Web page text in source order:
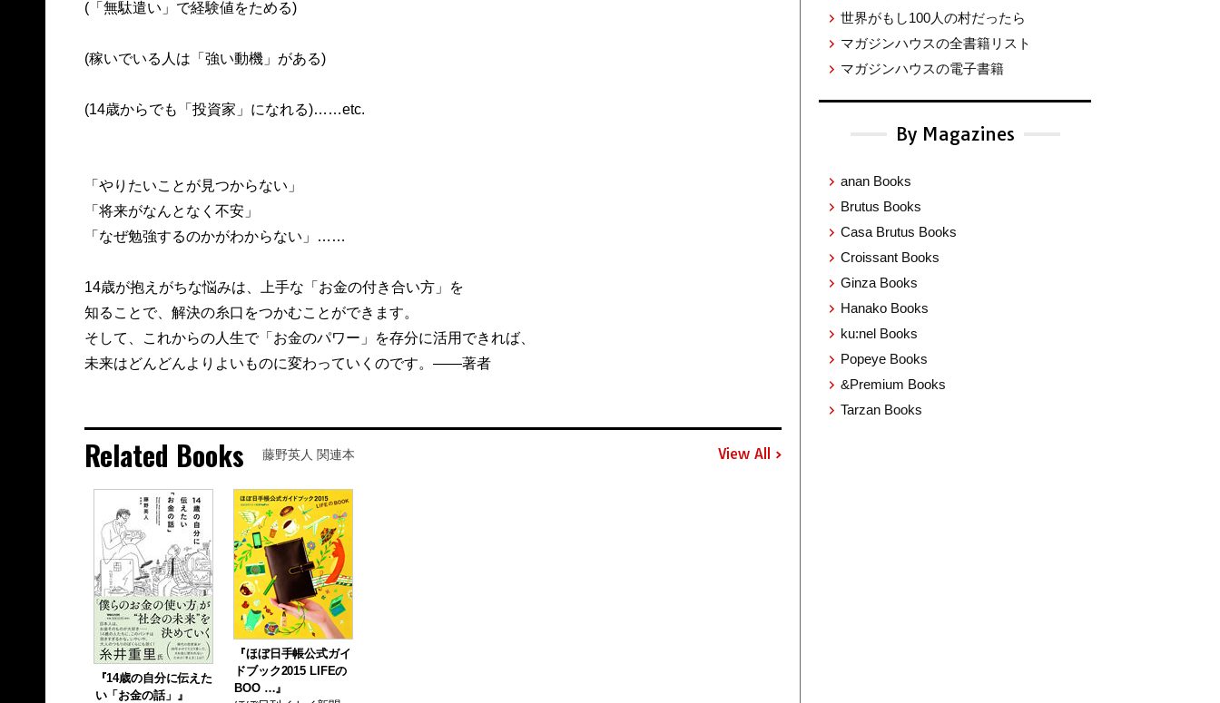
(「無駄遣い」で経験値をためる)
(稼いでいる人は「強い動機」がある)
(14歳からでも「投資家」になれる)……etc.
「やりたいことが見つからない」
「将来がなんとなく不安」
「なぜ勉強するのかがわからない」……
14歳が抱えがちな悩みは、上手な「お金の付き合い方」を
知ることで、解決の糸口をつかむことができます。
そして、これからの人生で「お金のパワー」を存分に活用できれば、
未来はどんどんよりよいものに変わっていくのです。――著者
Related Books 藤野英人 関連本 View All
『14歳の自分に伝えた
い「お金の話」』
『ほぼ日手帳公式ガイ
ドブック2015 LIFEの
BOO …』
世界がもし100人の村だったら
マガジンハウスの全書籍リスト
マガジンハウスの電子書籍
By Magazines
anan Books
Brutus Books
Casa Brutus Books
Croissant Books
Ginza Books
Hanako Books
ku:nel Books
Popeye Books
&Premium Books
Tarzan Books